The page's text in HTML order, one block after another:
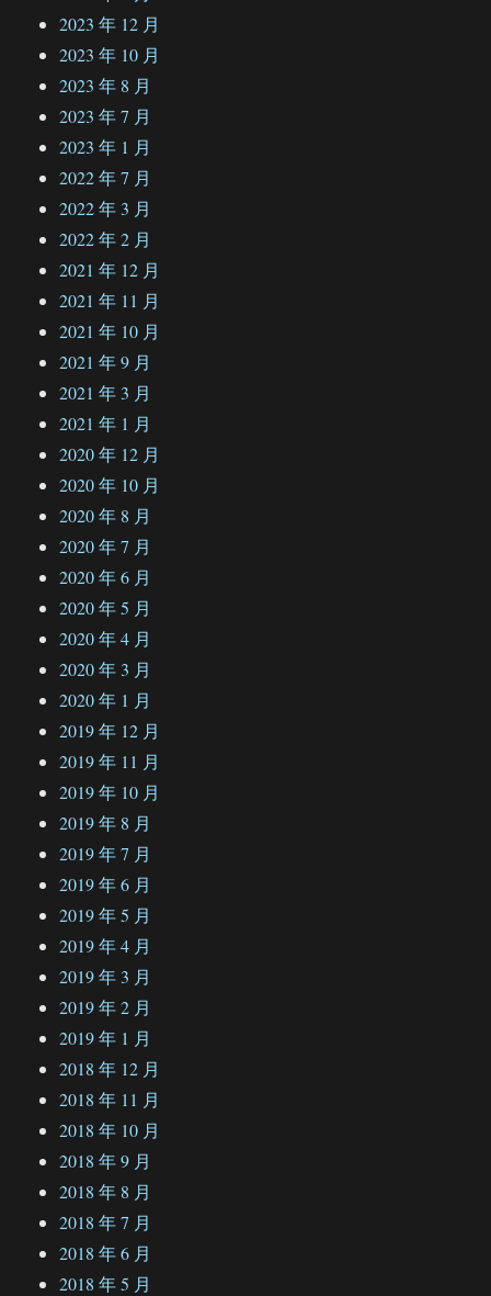
2023 年 12 月
2023 年 10 月
2023 年 8 月
2023 年 7 月
2023 年 1 月
2022 年 7 月
2022 年 3 月
2022 年 2 月
2021 年 12 月
2021 年 11 月
2021 年 10 月
2021 年 9 月
2021 年 3 月
2021 年 1 月
2020 年 12 月
2020 年 10 月
2020 年 8 月
2020 年 7 月
2020 年 6 月
2020 年 5 月
2020 年 4 月
2020 年 3 月
2020 年 1 月
2019 年 12 月
2019 年 11 月
2019 年 10 月
2019 年 8 月
2019 年 7 月
2019 年 6 月
2019 年 5 月
2019 年 4 月
2019 年 3 月
2019 年 2 月
2019 年 1 月
2018 年 12 月
2018 年 11 月
2018 年 10 月
2018 年 9 月
2018 年 8 月
2018 年 7 月
2018 年 6 月
2018 年 5 月